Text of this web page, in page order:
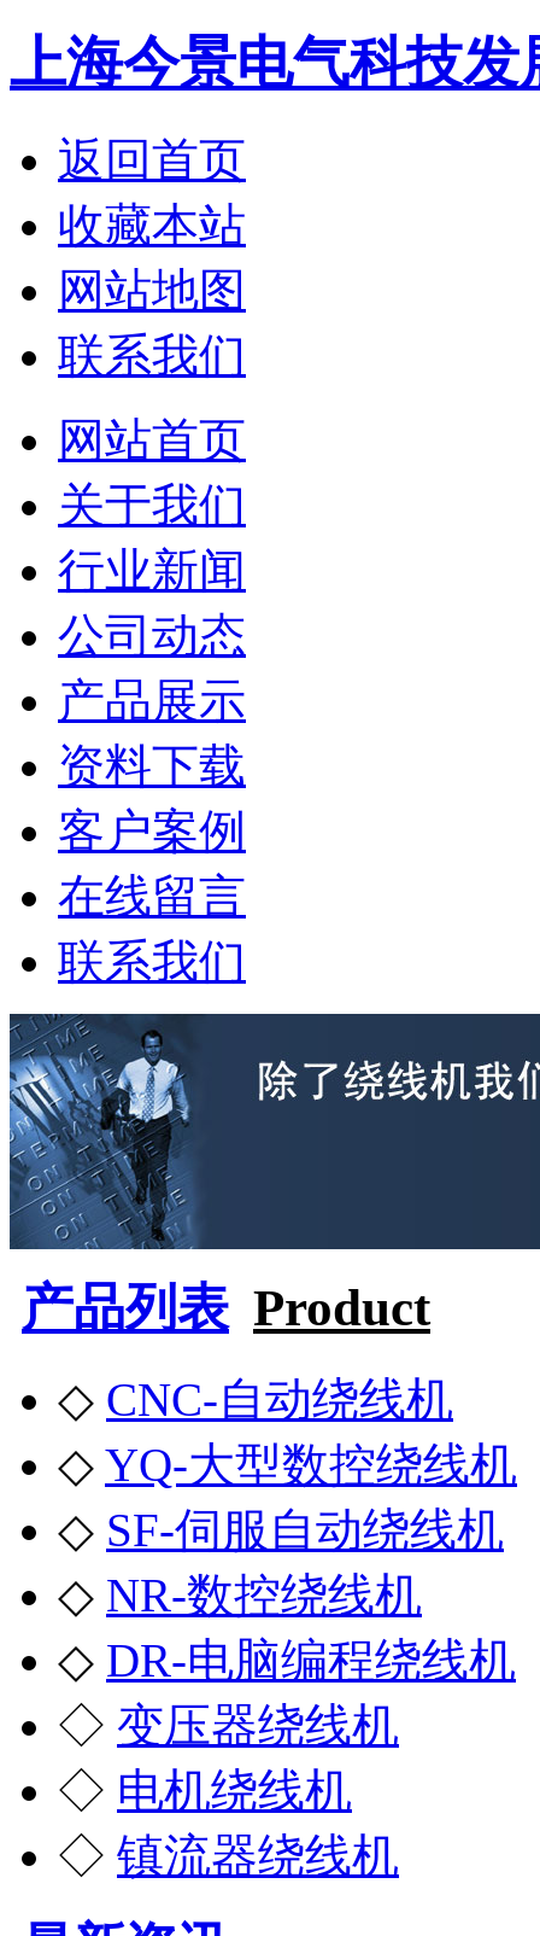
上海今景电气科技发
返回首页
收藏本站
网站地图
联系我们
网站首页
关于我们
行业新闻
公司动态
产品展示
资料下载
客户案例
在线留言
联系我们
产品列表 Product
◇ CNC-自动绕线机
◇ YQ-大型数控绕线机
◇ SF-伺服自动绕线机
◇ NR-数控绕线机
◇ DR-电脑编程绕线机
◇ 变压器绕线机
◇ 电机绕线机
◇ 镇流器绕线机